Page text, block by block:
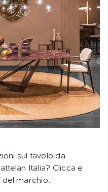
sul tavolo da
Italia? Clicca e
del marchio.